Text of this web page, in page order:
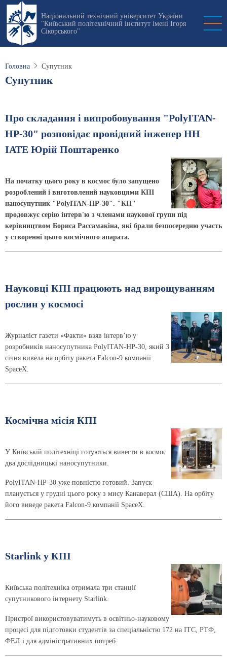
Перейти
основного
вмісту
Національний технічний університет України
"Київський політехнічний інститут імені Ігоря
Сікорського"
Головна Супутник
Супутник
Про складання і випробовування "PolyITAN-
НР-30" розповідає провідний інженер НН
ІАТЕ Юрій Поштаренко
На початку цього року в космос було запущено
розроблений і виготовлений науковцями КПІ
наносупутник "PolyITAN-НР-30". "КП"
продовжує серію інтерв'ю з членами наукової групи під
керівництвом Бориса Рассамакіна, які брали безпосередню участь
у створенні цього космічного апарата.
Науковці КПІ працюють над вирощуванням
рослин у космосі
Журналіст газети «Факти» взяв інтервʼю у
розробників наносупутника PolyITAN-HP-30, який 3
січня вивела на орбіту ракета Falcon-9 компанії
SpaceX.
Космічна місія КПІ
У Київській політехніці готуються вивести в космос
два дослідницькі наносупутники.
PolyITAN-HP-30 уже повністю готовий. Запуск
планується у грудні цього року з мису Канаверал (США). На орбіту
його виведе ракета Falcon-9 компанії SpaceX.
Starlink у КПІ
Київська політехніка отримала три станції
супутникового інтернету Starlink.
Пристрої використовуватимуть в освітньо-науковому
процесі для підготовки студентів за спеціальністю 172 на ІТС, РТФ,
ФЕЛ і для адміністративних потреб.